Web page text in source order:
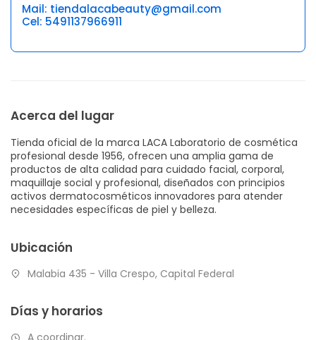
Mail: tiendalacabeauty@gmail.com
Cel: 5491137966911
Acerca del lugar
Tienda oficial de la marca LACA Laboratorio de cosmética
profesional desde 1956, ofrecen una amplia gama de
productos de alta calidad para cuidado facial, corporal,
maquillaje social y profesional, diseñados con principios
activos dermatocosméticos innovadores para atender
necesidades específicas de piel y belleza.
Ubicación
Malabia 435 - Villa Crespo, Capital Federal
Días y horarios